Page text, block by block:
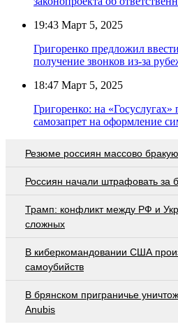
19:43 Март 5, 2025
Григоренко предложил
получение звонков из-за
18:47 Март 5, 2025
Григоренко: на «Госуслугах»
самозапрет на оформление
Резюме россиян массово
Россиян начали штрафовать за
Трамп: конфликт между РФ и
сложных
В киберкомандовании США
самоубийств
В брянском приграничье
Anubis